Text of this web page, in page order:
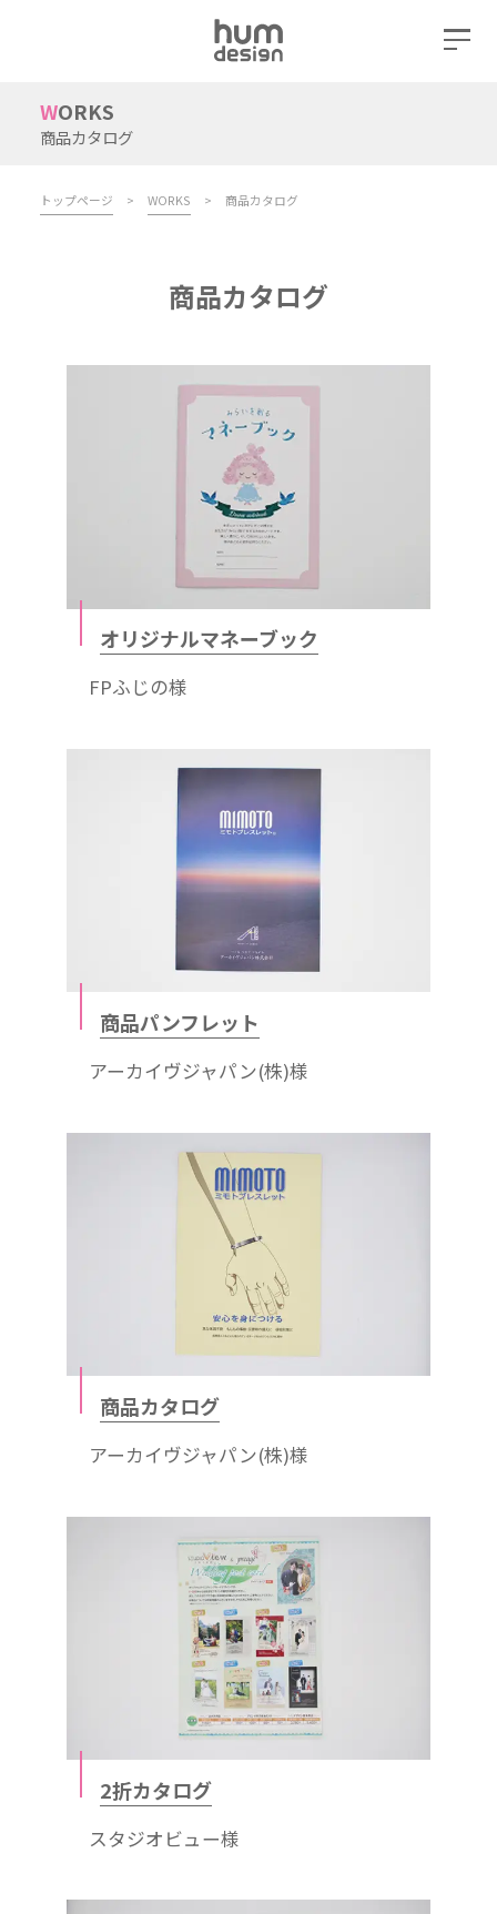
WORKS
商品カタログ
トップページ > WORKS > 商品カタログ
商品カタログ
オリジナルマネーブック
FPふじの様
商品パンフレット
アーカイヴジャパン(株)様
商品カタログ
アーカイヴジャパン(株)様
2折カタログ
スタジオビュー様